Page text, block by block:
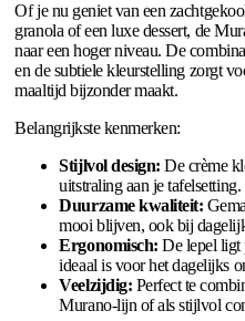
Of je nu geniet van een
granola of een luxe dessert, de
naar een hoger niveau. De
en de subtiele kleurstelling zorgt
maaltijd bijzonder maakt.
Belangrijkste kenmerken:
Stijlvol design: De crème
uitstraling aan je tafelsetting.
Duurzame kwaliteit:
mooi blijven, ook bij
Ergonomisch: De lepel ligt
ideaal is voor het dagelijks
Veelzijdig: Perfect te
Murano-lijn of als stijlvol